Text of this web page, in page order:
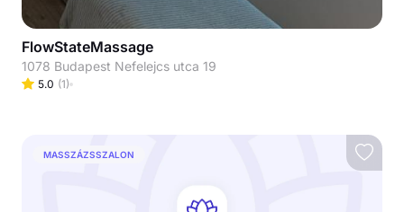
FlowStateMassage
1078 Budapest Nefelejcs utca 19
5.0 (1)
MASSZÁZSSZALON